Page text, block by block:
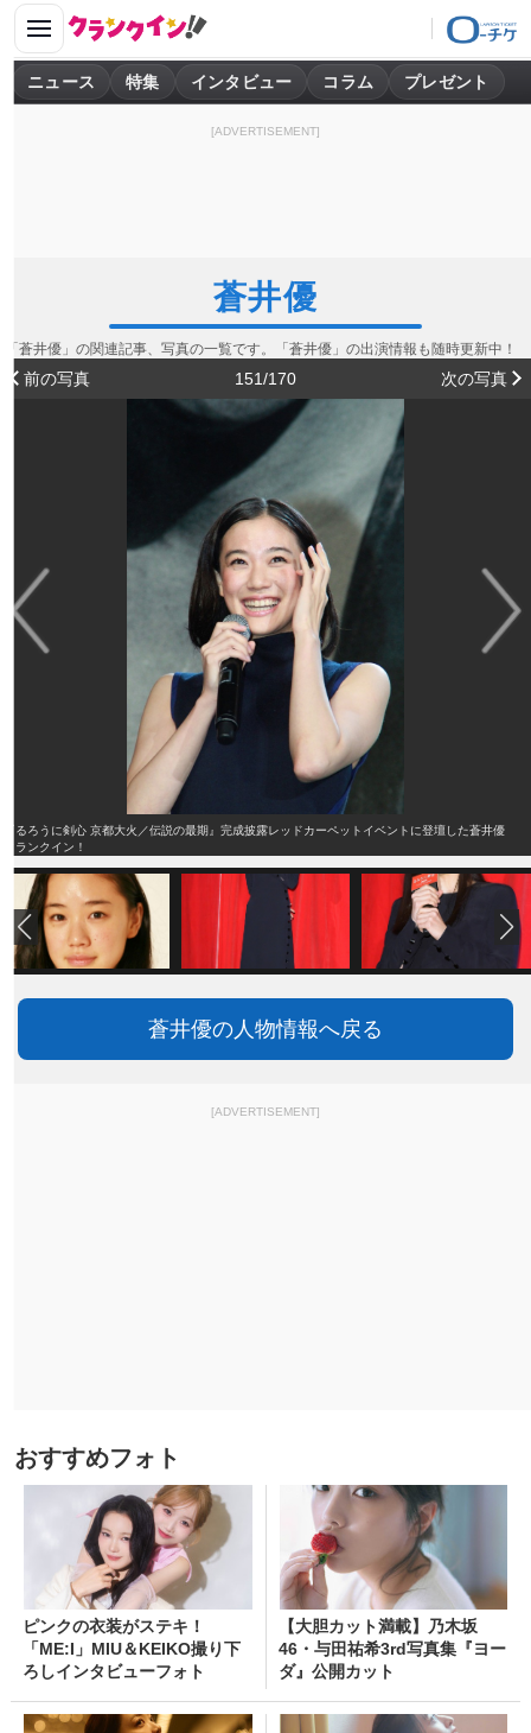
ニュース 特集 インタビュー コラム プレゼント
[ADVERTISEMENT]
蒼井優
「蒼井優」の関連記事、写真の一覧です。「蒼井優」の出演情報も随時更新中！
前の写真 151/170 次の写真
『るろうに剣心 京都大火／伝説の最期』完成披露レッドカーペットイベントに登壇した蒼井優
クランクイン！
蒼井優の人物情報へ戻る
[ADVERTISEMENT]
おすすめフォト
ピンクの衣装がステキ！
「ME:I」MIU＆KEIKO撮り下
ろしインタビューフォト
【大胆カット満載】乃木坂
46・与田祐希3rd写真集『ヨー
ダ』公開カット